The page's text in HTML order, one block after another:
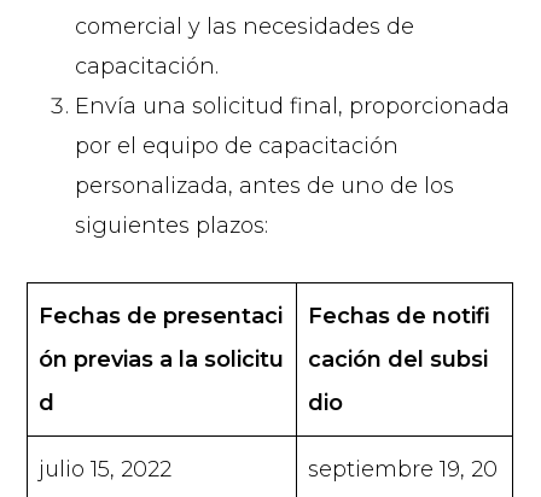
comercial y las necesidades de
capacitación.
Envía una solicitud final, proporcionada
por el equipo de capacitación
personalizada, antes de uno de los
siguientes plazos:
Fechas de presentaci
ón previas a la solicitu
d
Fechas de notifi
cación del subsi
dio
julio 15, 2022
septiembre 19, 20